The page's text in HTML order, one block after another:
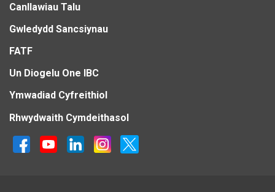
Canllawiau Talu
Gwledydd Sancsiynau
FATF
Un Diogelu One IBC
Ymwadiad Cyfreithiol
Rhwydwaith Cymdeithasol